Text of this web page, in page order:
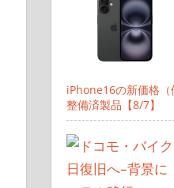
iPhone16の新価格
整備済製品【8/7】